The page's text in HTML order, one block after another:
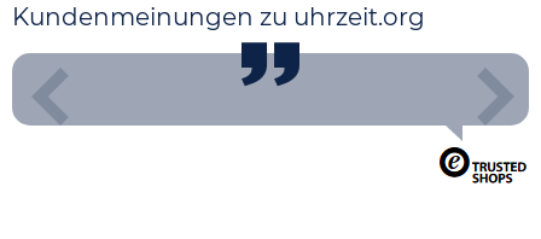
Kundenmeinungen zu uhrzeit.org